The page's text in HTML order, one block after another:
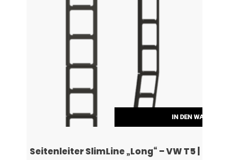
IN DEN
Seitenleiter SlimLine „Long“ – VW T5 |